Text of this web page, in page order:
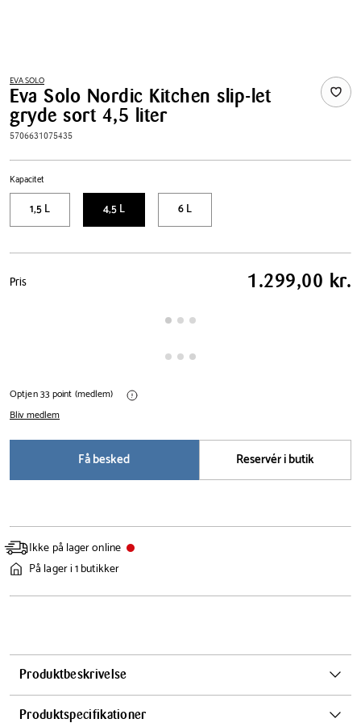
EVA SOLO
Eva Solo Nordic Kitchen slip-let
gryde sort 4,5 liter
5706631075435
Kapacitet
1,5 L 4,5 L 6 L
Pris
tabel
Pris 1.299,00 kr.
Optjen 33 point (medlem)
Bliv medlem
Få besked Reservér i butik
Ikke på lager online
På lager i 1 butikker
Produktbeskrivelse
Eva Solo Nordic Kitchen gryden forener det bedste fra to verdener:
Produktspecifikationer